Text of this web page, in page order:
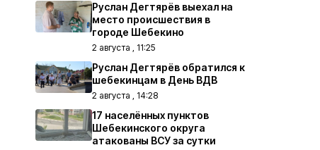
Руслан Дегтярёв выехал на
место происшествия в
городе Шебекино
2 августа , 11:25
Руслан Дегтярёв обратился к
шебекинцам в День ВДВ
2 августа , 14:28
17 населённых пунктов
Шебекинского округа
атакованы ВСУ за сутки